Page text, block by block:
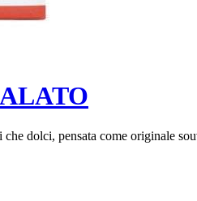
dolci, pensata come originale